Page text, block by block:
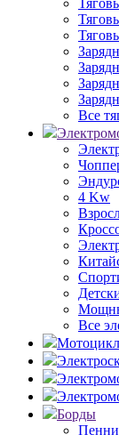
Все
4 Kw
Все
Борды